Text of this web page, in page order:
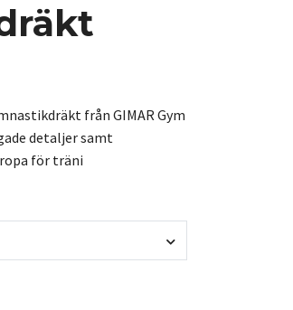
från GIMAR Gym
detaljer samt
för träni